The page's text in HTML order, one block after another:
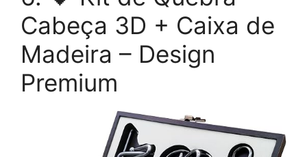
Cabeça 3D + Caixa de
Madeira – Design
Premium